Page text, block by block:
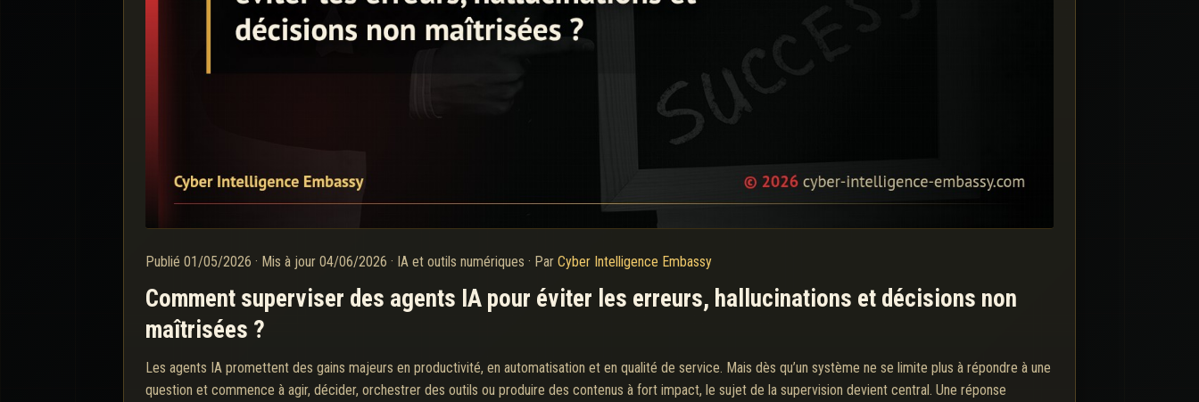
Publié 01/05/2026 · Mis à jour 04/06/2026 · IA et outils numériques · Par Cyber Intelligence Embassy
Comment superviser des agents IA pour éviter les erreurs, hallucinations et décisions non
maîtrisées ?
Les agents IA promettent des gains majeurs en productivité, en automatisation et en qualité de service. Mais dès qu’un système ne se limite plus à répondre à une
question et commence à agir, décider, orchestrer des outils ou produire des contenus à fort impact, le sujet de la supervision devient central. Une réponse